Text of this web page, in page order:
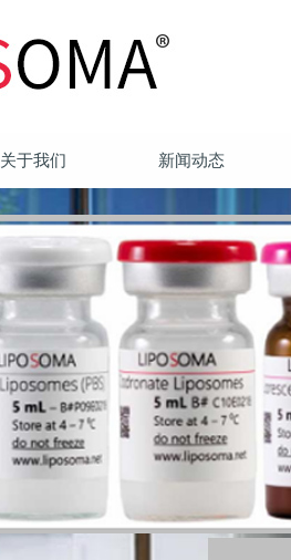
关于我们 新闻动态